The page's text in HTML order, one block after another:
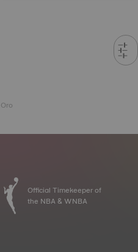
Oro
Official Timekeeper of
the NBA & WNBA